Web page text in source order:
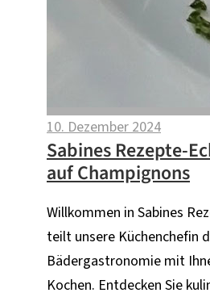
10. Dezember 2024
Sabines Rezepte-
auf Champignons
Willkommen in Sabines
teilt unsere Küchenchefin
Bädergastronomie mit
Kochen. Entdecken Sie